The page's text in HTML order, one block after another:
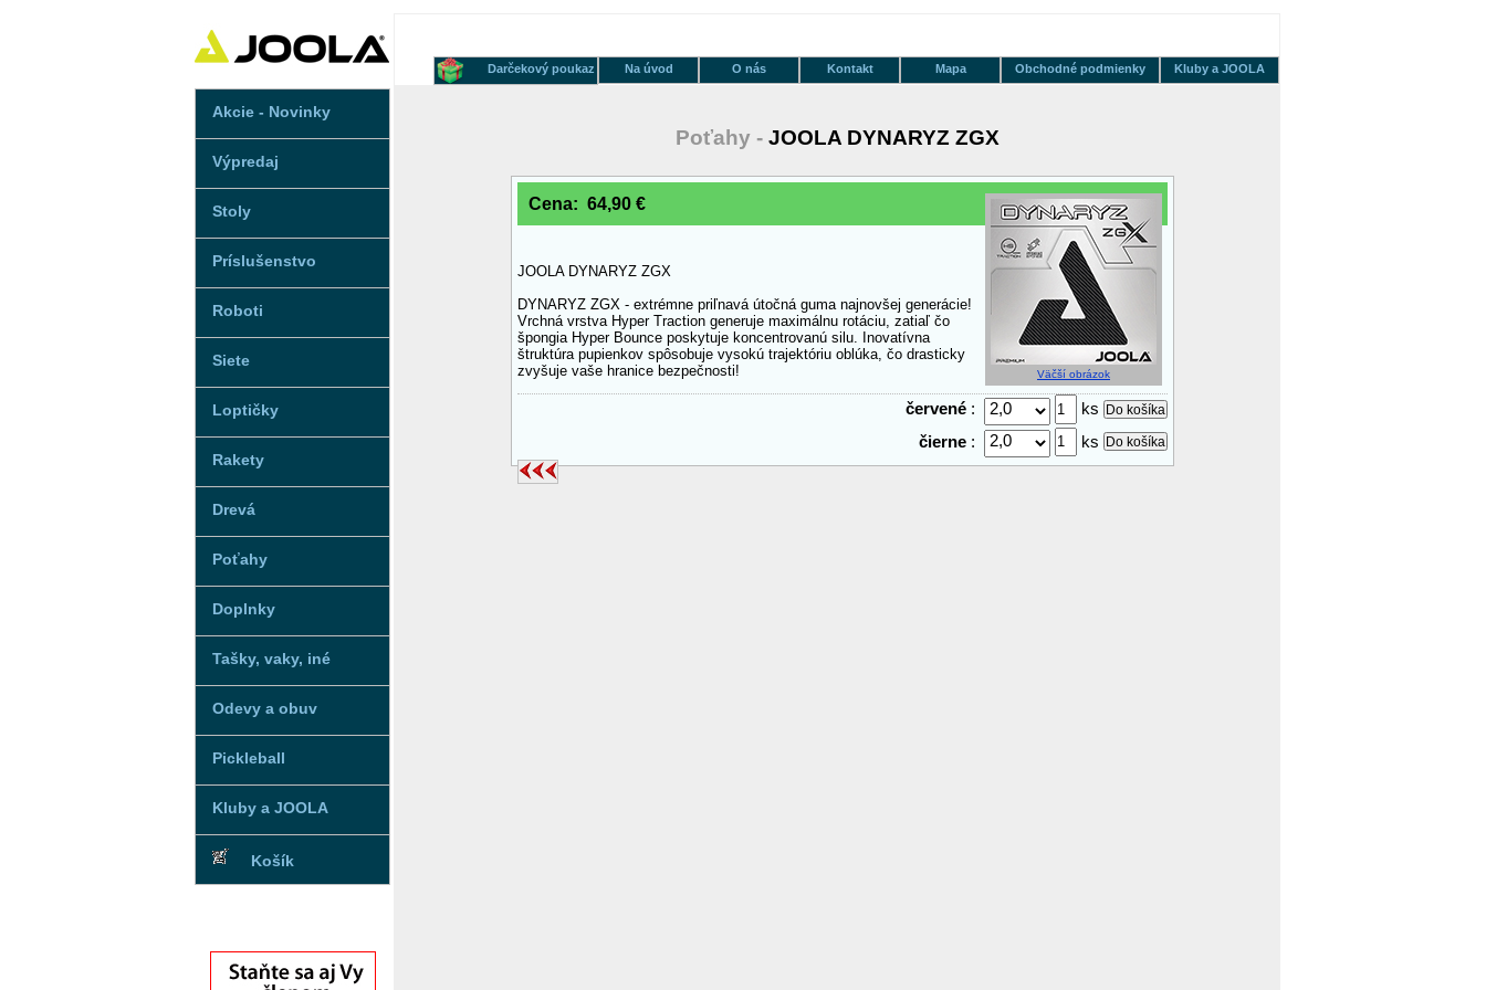
Akcie - Novinky
Výpredaj
Stoly
Príslušenstvo
Roboti
Siete
Loptičky
Rakety
Drevá
Poťahy
Doplnky
Tašky, vaky, iné
Odevy a obuv
Pickleball
Kluby a JOOLA
Košík
Kluby a JOOLA
Obchodné podmienky
Mapa
Kontakt
O nás
Na úvod
Darčekový poukaz
Poťahy - JOOLA DYNARYZ ZGX
Väčší obrázok
Cena: 64,90 €
JOOLA DYNARYZ ZGX
DYNARYZ ZGX - extrémne priľnavá útočná guma najnovšej generácie!
Vrchná vrstva Hyper Traction generuje maximálnu rotáciu, zatiaľ čo
špongia Hyper Bounce poskytuje koncentrovanú silu. Inovatívna
štruktúra pupienkov spôsobuje vysokú trajektóriu oblúka, čo drasticky
zvyšuje vaše hranice bezpečnosti!
červené :
ks
čierne : ks